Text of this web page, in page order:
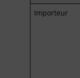
Importeur